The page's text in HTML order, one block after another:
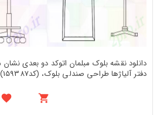
دانلود نقشه بلوک مبلمان اتوکد دو بعدی
دفتر آلیاژها طراحی صندلی بلوک، (کد159387)